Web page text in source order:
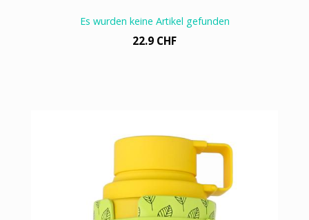
Es wurden keine Artikel gefunden
22.9 CHF